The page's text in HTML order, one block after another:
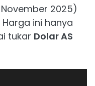
2025)
Harga ini hanya
tukar Dolar AS